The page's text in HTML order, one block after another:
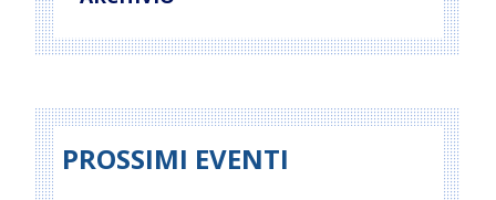
PROSSIMI EVENTI